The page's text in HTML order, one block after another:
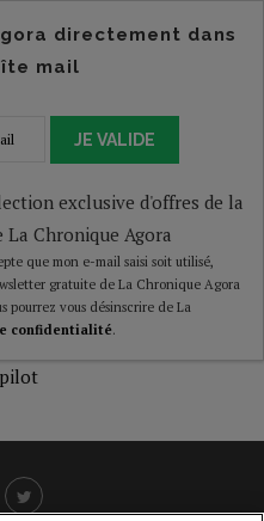
directement dans
mail
JE VALIDE
exclusive d'offres de la
Chronique Agora
que mon e-mail saisi soit utilisé,
gratuite de La Chronique Agora
pourrez vous désinscrire de La
confidentialité.